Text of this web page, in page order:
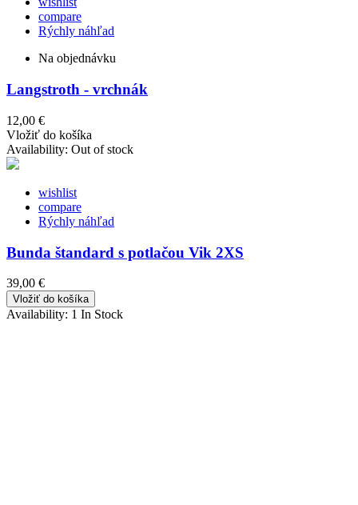
compare
Rýchly náhľad
Na objednávku
Langstroth - vrchnák
12,00 €
Vložiť do košíka
Availability: Out of stock
wishlist
compare
Rýchly náhľad
Bunda štandard s potlačou Vik 2XS
39,00 €
Vložiť do košíka
Availability: 1 In Stock